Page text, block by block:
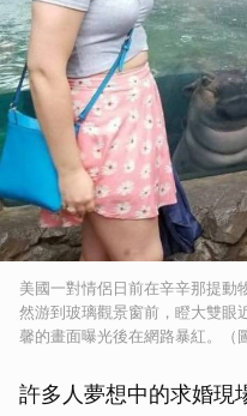
美國一對情侶日前在辛辛那提動
然游到玻璃觀景窗前，瞪大雙眼
馨的畫面曝光後在網路暴紅。（
許多人夢想中的求婚現